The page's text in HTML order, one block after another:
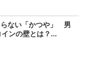
らない「かつや」 男
ンの壁とは？...